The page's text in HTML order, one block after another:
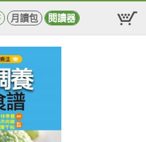
月讀包 閱讀器